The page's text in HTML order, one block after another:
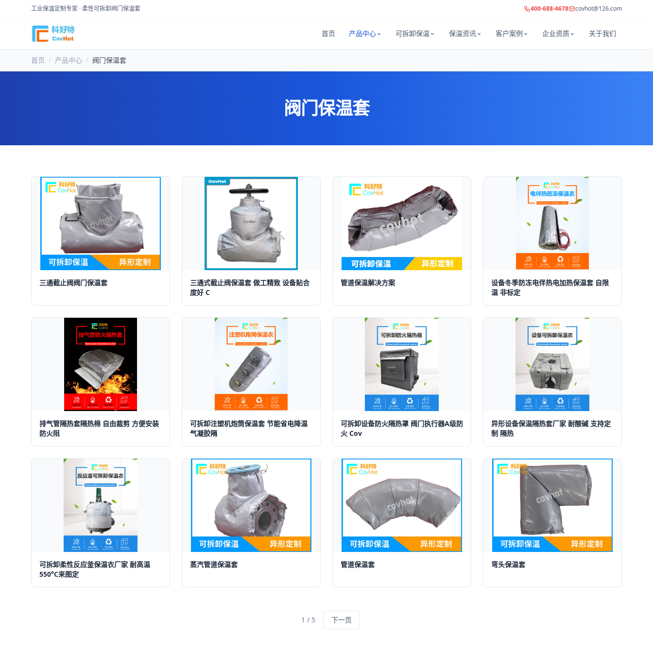
工业保温定制专家 · 柔性可拆卸阀门保温套 400-688-4678 covhot@126.com
首页 产品中心 可拆卸保温 保温资讯 客户案例 企业资质 关于我们
首页 / 产品中心 / 阀门保温套
阀门保温套
三通截止阀阀门保温套
三通式截止阀保温套 做工精致 设备贴合
度好 C
管道保温解决方案
设备冬季防冻电伴热电加热保温套 自限
温 非标定
排气管隔热套隔热棉 自由裁剪 方便安装
防火阻
可拆卸注塑机炮筒保温套 节能省电降温
气凝胶隔
可拆卸设备防火隔热罩 阀门执行器A级防
火 Cov
异形设备保温隔热套厂家 耐酸碱 支持定
制 隔热
可拆卸柔性反应釜保温衣厂家 耐高温
550°C来图定
蒸汽管道保温套 管道保温套 弯头保温套
1 / 5 下一页